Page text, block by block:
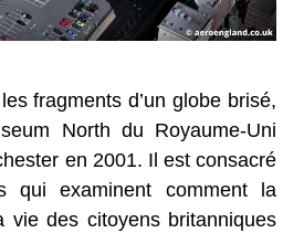
fragments d’un globe brisé,
North du Royaume-Uni
en 2001. Il est consacré
qui examinent comment la
vie des citoyens britanniques